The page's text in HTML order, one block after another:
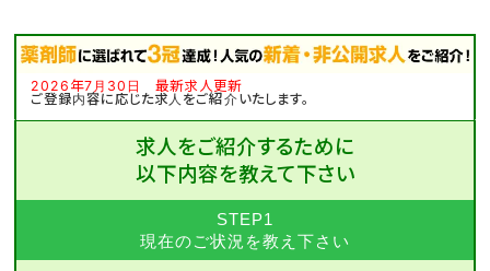
2026年7月30日 最新求人更新
ご登録内容に応じた求人をご紹介いたします。
求人をご紹介するために
以下内容を教えて下さい
STEP1
現在のご状況を教え下さい